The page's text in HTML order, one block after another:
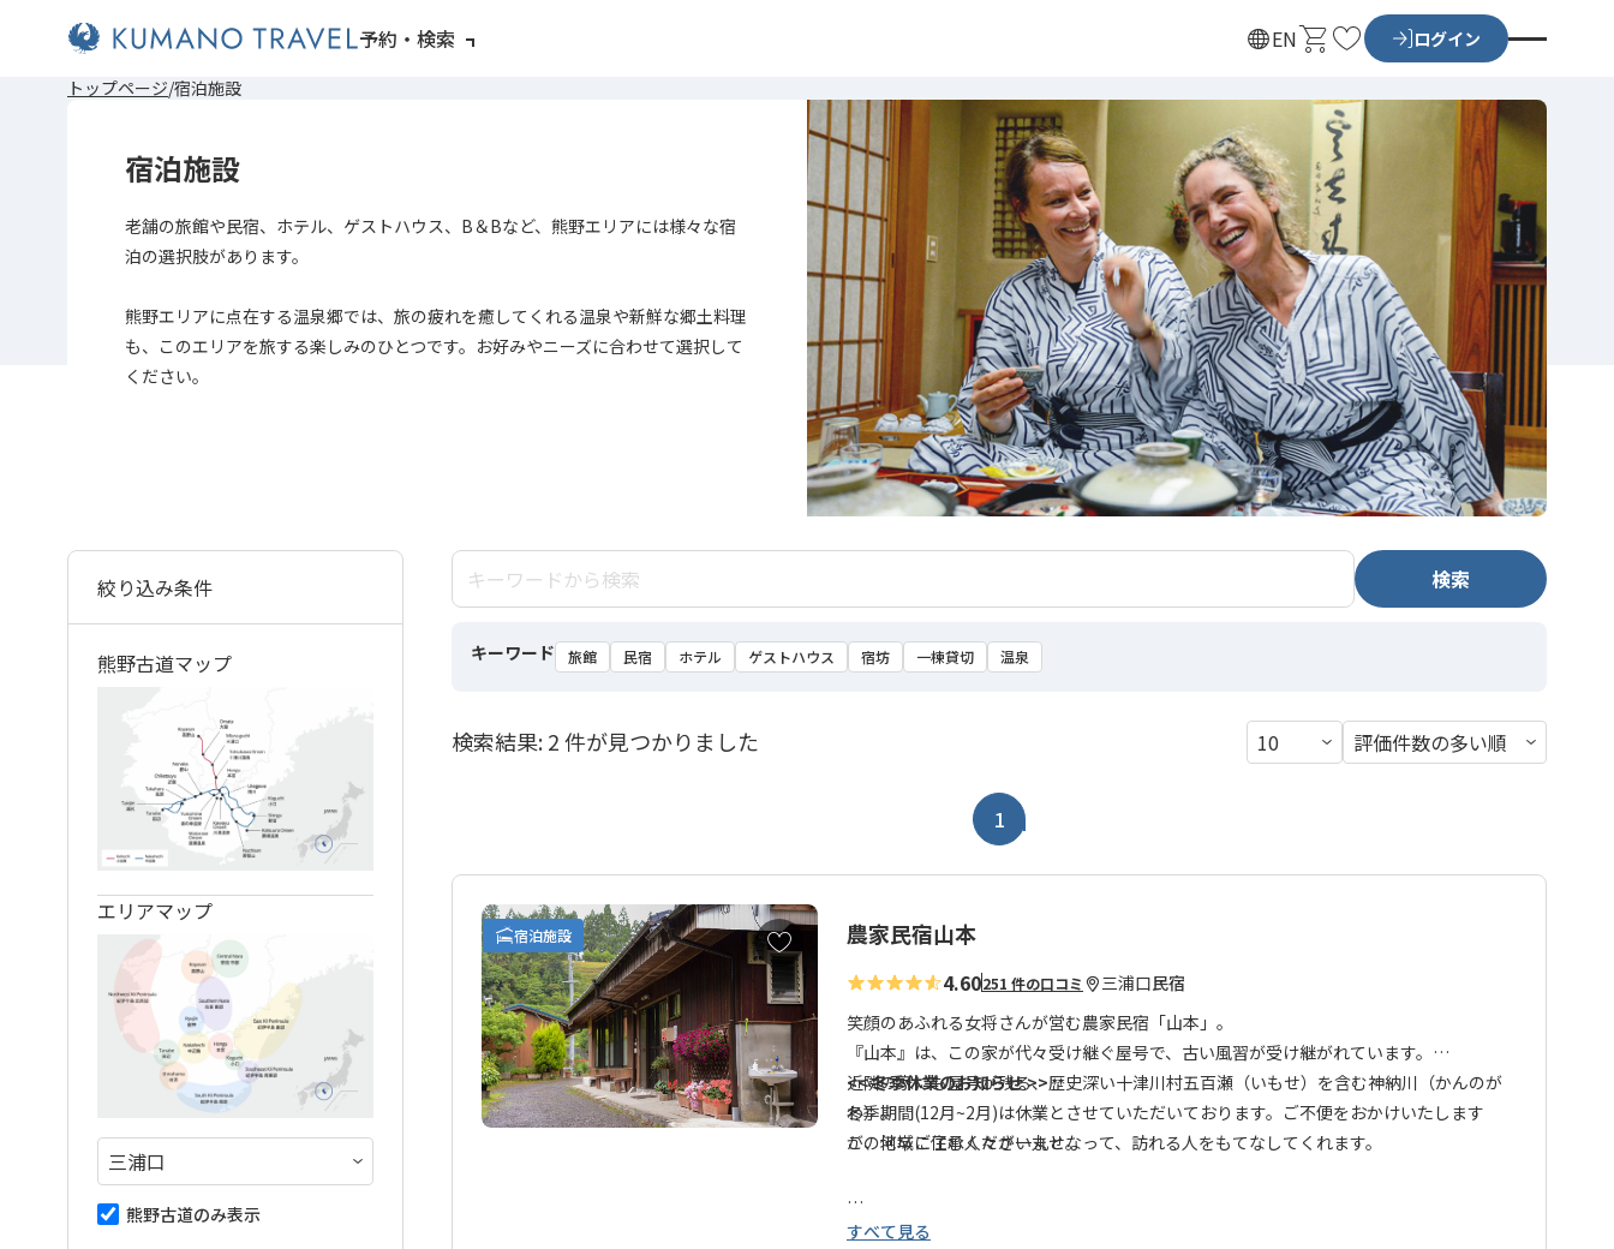
予約・検索 ENカ
ト
お
に
入
り
ログイン
トップページ 宿泊施設
宿泊施設
老舗の旅館や民宿、ホテル、ゲストハウス、B＆Bなど、熊野エリアには様々な宿
泊の選択肢があります。
熊野エリアに点在する温泉郷では、旅の疲れを癒してくれる温泉や新鮮な郷土料理
も、このエリアを旅する楽しみのひとつです。お好みやニーズに合わせて選択して
ください。
検索
キーワード 旅館 民宿 ホテル ゲストハウス 宿坊 一棟貸切 温泉
検索結果: 2 件が見つかりました
1
宿泊施設
お
気
に
入
り
に
追
加
農家民宿山本
4.60251 件の口コミ 三浦口民宿
笑顔のあふれる女将さんが営む農家民宿「山本」。
『山本』は、この家が代々受け継ぐ屋号で、古い風習が受け継がれています。
近隣の家にも屋号が残る、歴史深い十津川村五百瀬（いもせ）を含む神納川（かんのが
わ）。
この地域に住む人々が一丸となって、訪れる人をもてなしてくれます。
お部屋は平屋の客間をご用意しております。
<< 冬季休業のお知らせ >>
冬季期間(12月~2月)は休業とさせていただいております。ご不便をおかけいたします
が、何卒ご了承くださいませ。
■熊野古道 小辺路沿いへご宿泊されるお客様へ■
すべて見る
絞り込み条件
熊野古道マップ
エリアマップ
熊野古道のみ表示